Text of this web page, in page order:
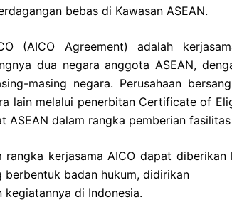
bebas di Kawasan ASEAN.
(AICO Agreement) adalah
dua negara anggota ASEAN,
masing negara. Perusahaan
lain melalui penerbitan Certificate of
ASEAN dalam rangka pemberian
rangka kerjasama AICO dapat
berbentuk badan hukum, didirikan
kegiatannya di Indonesia.